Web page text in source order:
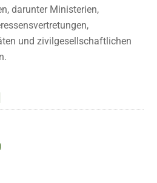
darunter Ministerien,
und zivilgesellschaftlichen